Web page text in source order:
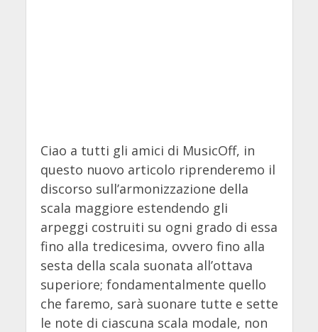
Ciao a tutti gli amici di MusicOff, in
questo nuovo articolo riprenderemo il
discorso sull’armonizzazione della
scala maggiore estendendo gli
arpeggi costruiti su ogni grado di essa
fino alla tredicesima, ovvero fino alla
sesta della scala suonata all’ottava
superiore; fondamentalmente quello
che faremo, sarà suonare tutte e sette
le note di ciascuna scala modale, non